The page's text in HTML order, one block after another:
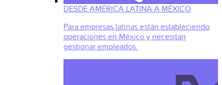
DESDE AMÉRICA LATINA A MÉXICO
Para empresas latinas están estableciendo
operaciones en México y necesitan
gestionar empleados.